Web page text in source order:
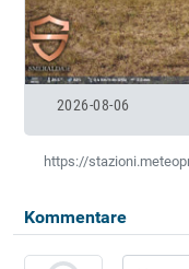
2026-08-06
https://
Kommentare